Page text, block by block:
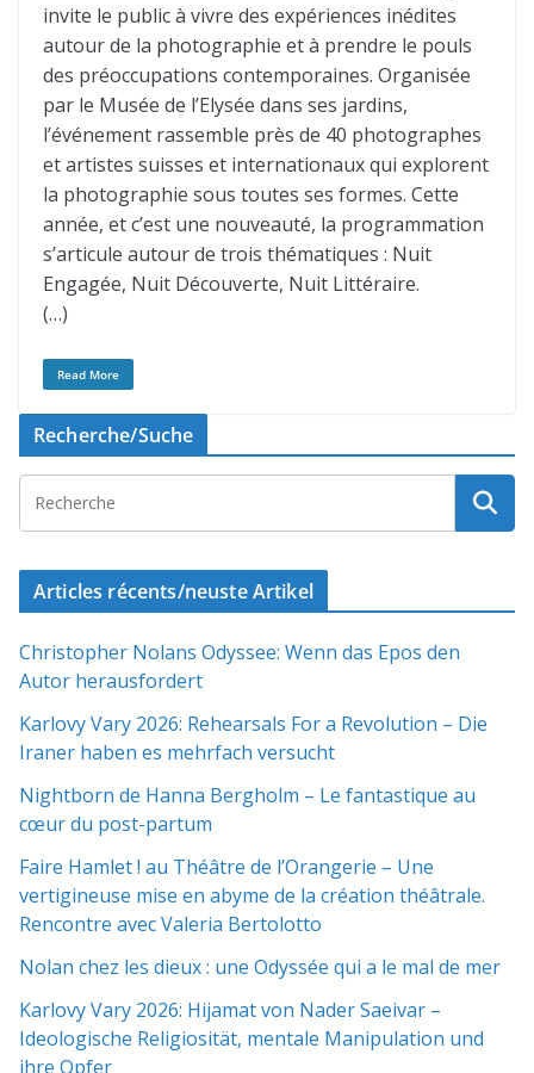
invite le public à vivre des expériences inédites
autour de la photographie et à prendre le pouls
des préoccupations contemporaines. Organisée
par le Musée de l’Elysée dans ses jardins,
l’événement rassemble près de 40 photographes
et artistes suisses et internationaux qui explorent
la photographie sous toutes ses formes. Cette
année, et c’est une nouveauté, la programmation
s’articule autour de trois thématiques : Nuit
Engagée, Nuit Découverte, Nuit Littéraire.
(…)
Read More
Recherche/Suche
Articles récents/neuste Artikel
Christopher Nolans Odyssee: Wenn das Epos den
Autor herausfordert
Karlovy Vary 2026: Rehearsals For a Revolution – Die
Iraner haben es mehrfach versucht
Nightborn de Hanna Bergholm – Le fantastique au
cœur du post-partum
Faire Hamlet ! au Théâtre de l’Orangerie – Une
vertigineuse mise en abyme de la création théâtrale.
Rencontre avec Valeria Bertolotto
Nolan chez les dieux : une Odyssée qui a le mal de mer
Karlovy Vary 2026: Hijamat von Nader Saeivar​​ –
Ideologische Religiosität, mentale Manipulation und
ihre Opfer